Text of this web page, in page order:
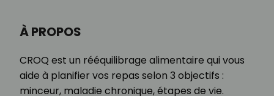
À PROPOS
CROQ est un rééquilibrage alimentaire qui vous
aide à planifier vos repas selon 3 objectifs :
minceur, maladie chronique, étapes de vie.